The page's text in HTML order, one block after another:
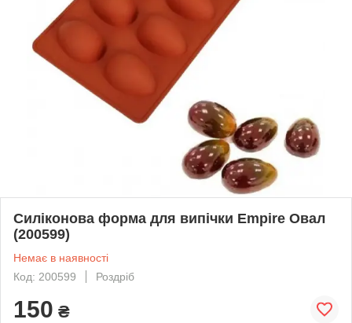
Силіконова форма для випічки Empire Овал
(200599)
Немає в наявності
Код: 200599
Роздріб
150 ₴